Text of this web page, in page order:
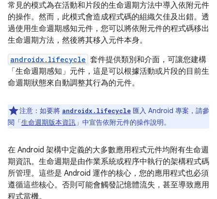
常見的模式為在活動和片段的生命週期方法中導入依附元件
的操作。然而，此模式會造成程式碼的組織欠佳及出錯。透
過使用生命週期感知元件，您可以將依附元件的程式碼移出
生命週期方法，然後將其移入元件本身。
androidx.lifecycle 套件提供類別和介面，可讓您建構
「生命週期感知」 元件，這是可以根據活動或片段的目前生
命週期狀態來自動調整其行為的元件。
注意： 如要將 androidx.lifecycle 匯入 Android 專案，請參
閱「生命週期版本資訊 」中宣告依附元件的操作說明。
在 Android 架構中定義的大多數應用程式元件均附有生命週
期資訊。生命週期是由作業系統或程序中執行的架構程式碼
所管理。這些是 Android 運作的核心，您的應用程式也必須
遵循這些核心。否則可能會觸發記憶體流失，甚至導致應用
程式當機。